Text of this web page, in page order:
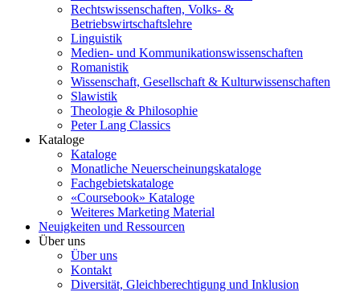
Rechtswissenschaften, Volks- &
Betriebswirtschaftslehre
Linguistik
Medien- und Kommunikationswissenschaften
Romanistik
Wissenschaft, Gesellschaft & Kulturwissenschaften
Slawistik
Theologie & Philosophie
Peter Lang Classics
Kataloge
Kataloge
Monatliche Neuerscheinungskataloge
Fachgebietskataloge
«Coursebook» Kataloge
Weiteres Marketing Material
Neuigkeiten und Ressourcen
Über uns
Über uns
Kontakt
Diversität, Gleichberechtigung und Inklusion